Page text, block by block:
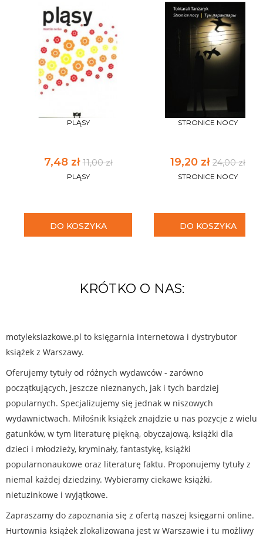
PLĄSY
7,48 zł11,00 zł
PLĄSY
DO KOSZYKA
STRONICE NOCY
19,20 zł 24,00 zł
STRONICE NOCY
DO KOSZYKA
KRÓTKO O NAS:
motyleksiazkowe.pl to księgarnia internetowa i dystrybutor
książek z Warszawy.
Oferujemy tytuły od różnych wydawców - zarówno
początkujących, jeszcze nieznanych, jak i tych bardziej
popularnych. Specjalizujemy się jednak w niszowych
wydawnictwach. Miłośnik książek znajdzie u nas pozycje z wielu
gatunków, w tym literaturę piękną, obyczajową, książki dla
dzieci i młodzieży, kryminały, fantastykę, książki
popularnonaukowe oraz literaturę faktu. Proponujemy tytuły z
niemal każdej dziedziny. Wybieramy ciekawe książki,
nietuzinkowe i wyjątkowe.
Zapraszamy do zapoznania się z ofertą naszej księgarni online.
Hurtownia książek zlokalizowana jest w Warszawie i tu możliwy